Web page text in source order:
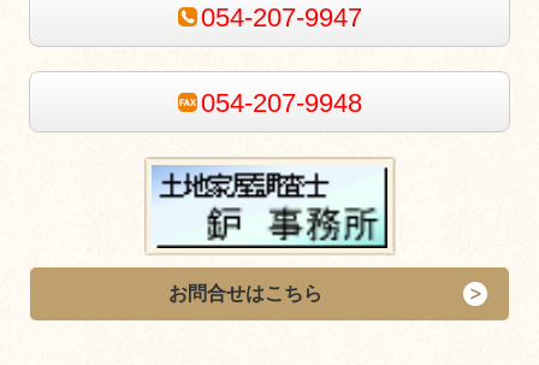
054-207-9947
054-207-9948
お問合せはこちら